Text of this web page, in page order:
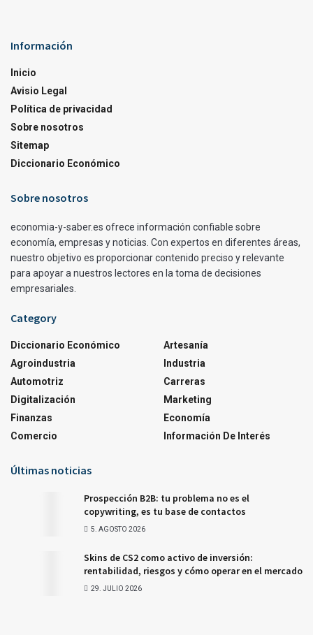
Información
Inicio
Avisio Legal
Política de privacidad
Sobre nosotros
Sitemap
Diccionario Económico
Sobre nosotros
economia-y-saber.es ofrece información confiable sobre
economía, empresas y noticias. Con expertos en diferentes áreas,
nuestro objetivo es proporcionar contenido preciso y relevante
para apoyar a nuestros lectores en la toma de decisiones
empresariales.
Category
Diccionario Económico
Agroindustria
Automotriz
Digitalización
Finanzas
Comercio
Artesanía
Industria
Carreras
Marketing
Economía
Información De Interés
Últimas noticias
Prospección B2B: tu problema no es el
copywriting, es tu base de contactos
5. AGOSTO 2026
Skins de CS2 como activo de inversión:
rentabilidad, riesgos y cómo operar en el mercado
29. JULIO 2026